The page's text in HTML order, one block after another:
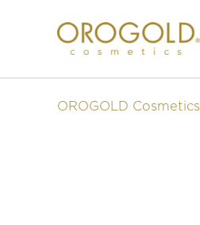
OROGOLD Cosmetics